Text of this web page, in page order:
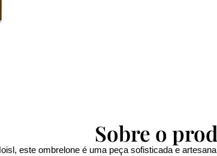
Sobre o
este ombrelone é uma peça sofisticada e